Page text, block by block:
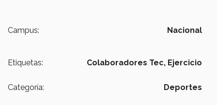
Campus: Nacional
Etiquetas: Colaboradores Tec, Ejercicio
Categoría: Deportes